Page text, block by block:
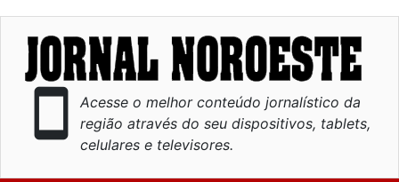
smartphone
Acesse o melhor conteúdo jornalístico da
região através do seu dispositivos, tablets,
celulares e televisores.